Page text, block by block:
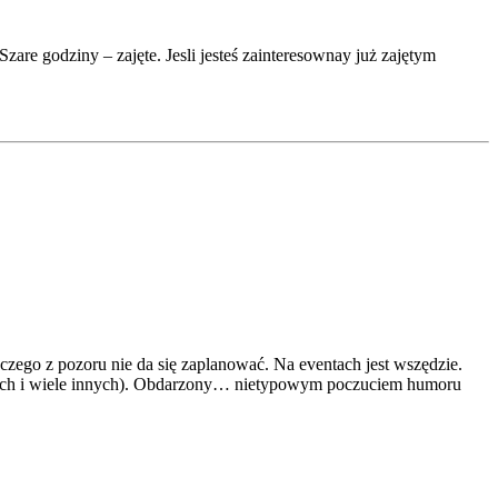
godziny – zajęte. Jesli jesteś zainteresownay już zajętym
z pozoru nie da się zaplanować. Na eventach jest wszędzie.
i wiele innych). Obdarzony… nietypowym poczuciem humoru